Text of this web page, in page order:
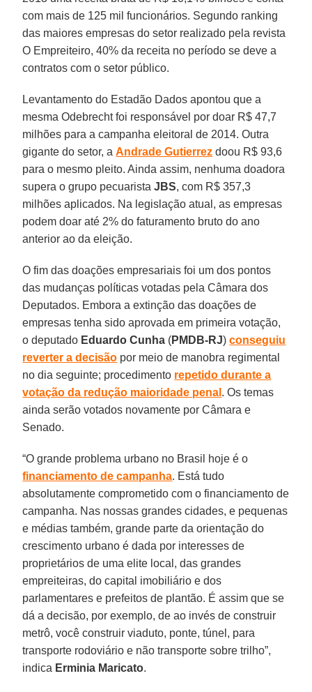
com mais de 125 mil funcionários. Segundo ranking
das maiores empresas do setor realizado pela revista
O Empreiteiro, 40% da receita no período se deve a
contratos com o setor público.
Levantamento do Estadão Dados apontou que a
mesma Odebrecht foi responsável por doar R$ 47,7
milhões para a campanha eleitoral de 2014. Outra
gigante do setor, aAndrade Gutierrez doou R$ 93,6
para o mesmo pleito. Ainda assim, nenhuma doadora
supera o grupo pecuaristaJBS, com R$ 357,3
milhões aplicados. Na legislação atual, as empresas
podem doar até 2% do faturamento bruto do ano
anterior ao da eleição.
O fim das doações empresariais foi um dos pontos
das mudanças políticas votadas pela Câmara dos
Deputados. Embora a extinção das doações de
empresas tenha sido aprovada em primeira votação,
o deputado Eduardo Cunha (PMDB-RJ)conseguiu
reverter a decisão por meio de manobra regimental
no dia seguinte; procedimento repetido durante a
votação da redução maioridade penal . Os temas
ainda serão votados novamente por Câmara e
Senado.
“O grande problema urbano no Brasil hoje é o
financiamento de campanha. Está tudo
absolutamente comprometido com o financiamento de
campanha. Nas nossas grandes cidades, e pequenas
e médias também, grande parte da orientação do
crescimento urbano é dada por interesses de
proprietários de uma elite local, das grandes
empreiteiras, do capital imobiliário e dos
parlamentares e prefeitos de plantão. É assim que se
dá a decisão, por exemplo, de ao invés de construir
metrô, você construir viaduto, ponte, túnel, para
transporte rodoviário e não transporte sobre trilho”,
indica Erminia Maricato.